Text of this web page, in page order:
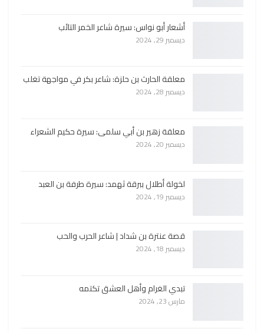
أشعار أبو نواس: سيرة شاعر الخمر التائب
ديسمبر 29, 2024
معلقة الحارث بن حلزة: شاعر بكر في مواجهة تغلب
ديسمبر 28, 2024
معلقة زهير بن أبي سلمى: سيرة حكيم الشعراء
ديسمبر 20, 2024
لخولة أطلال ببرقة ثهمد: سيرة طرفة بن العبد
ديسمبر 19, 2024
قصة عنترة بن شداد | شاعر الحرب والحب
ديسمبر 18, 2024
تبدي الغرام وأهل العشق تكتمه
مارس 23, 2024